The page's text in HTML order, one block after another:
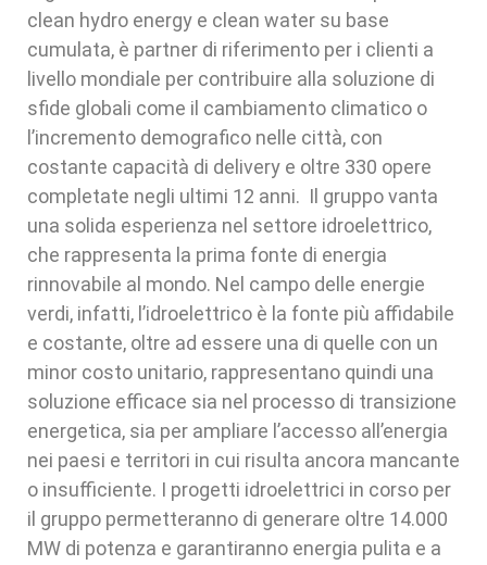
clean hydro energy e clean water su base
cumulata, è partner di riferimento per i clienti a
livello mondiale per contribuire alla soluzione di
sfide globali come il cambiamento climatico o
l’incremento demografico nelle città, con
costante capacità di delivery e oltre 330 opere
completate negli ultimi 12 anni. Il gruppo vanta
una solida esperienza nel settore idroelettrico,
che rappresenta la prima fonte di energia
rinnovabile al mondo. Nel campo delle energie
verdi, infatti, l’idroelettrico è la fonte più affidabile
e costante, oltre ad essere una di quelle con un
minor costo unitario, rappresentano quindi una
soluzione efficace sia nel processo di transizione
energetica, sia per ampliare l’accesso all’energia
nei paesi e territori in cui risulta ancora mancante
o insufficiente. I progetti idroelettrici in corso per
il gruppo permetteranno di generare oltre 14.000
MW di potenza e garantiranno energia pulita e a